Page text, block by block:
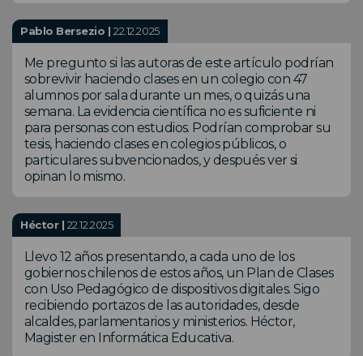
Pablo Bersezio |22.12.2025
Me pregunto si las autoras de este artículo podrían
sobrevivir haciendo clases en un colegio con 47
alumnos por sala durante un mes, o quizás una
semana. La evidencia científica no es suficiente ni
para personas con estudios. Podrían comprobar su
tesis, haciendo clases en colegios públicos, o
particulares subvencionados, y después ver si
opinan lo mismo.
Héctor | 22.12.2025
Llevo 12 años presentando, a cada uno de los
gobiernos chilenos de estos años, un Plan de Clases
con Uso Pedagógico de dispositivos digitales. Sigo
recibiendo portazos de las autoridades, desde
alcaldes, parlamentarios y ministerios. Héctor,
Magister en Informática Educativa.